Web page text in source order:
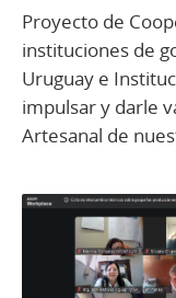
Proyecto de
instituciones de
Uruguay e
impulsar y darle
Artesanal de